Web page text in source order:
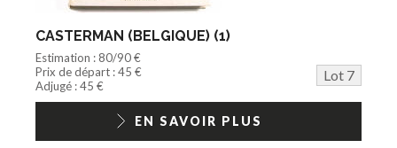
CASTERMAN (BELGIQUE) (1)
Estimation : 80/90 €
Prix de départ : 45 €
Lot 7
Adjugé : 45 €
EN SAVOIR PLUS